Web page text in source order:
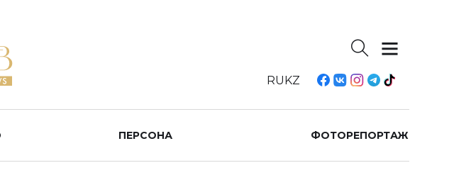
RUKZ
ПЕРСОНА ФОТОРЕПОРТАЖ